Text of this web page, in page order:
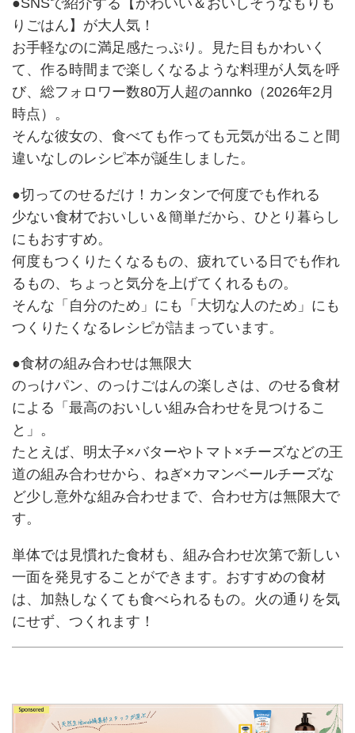
●SNSで紹介する【かわいい＆おいしそうなもりも
りごはん】が大人気！
お手軽なのに満足感たっぷり。見た目もかわいく
て、作る時間まで楽しくなるような料理が人気を呼
び、総フォロワー数80万人超のannko（2026年2月
時点）。
そんな彼女の、食べても作っても元気が出ること間
違いなしのレシピ本が誕生しました。
●切ってのせるだけ！カンタンで何度でも作れる
少ない食材でおいしい＆簡単だから、ひとり暮らし
にもおすすめ。
何度もつくりたくなるもの、疲れている日でも作れ
るもの、ちょっと気分を上げてくれるもの。
そんな「自分のため」にも「大切な人のため」にも
つくりたくなるレシピが詰まっています。
●食材の組み合わせは無限大
のっけパン、のっけごはんの楽しさは、のせる食材
による「最高のおいしい組み合わせを見つけるこ
と」。
たとえば、明太子×バターやトマト×チーズなどの王
道の組み合わせから、ねぎ×カマンベールチーズな
ど少し意外な組み合わせまで、合わせ方は無限大で
す。
単体では見慣れた食材も、組み合わせ次第で新しい
一面を発見することができます。おすすめの食材
は、加熱しなくても食べられるもの。火の通りを気
にせず、つくれます！